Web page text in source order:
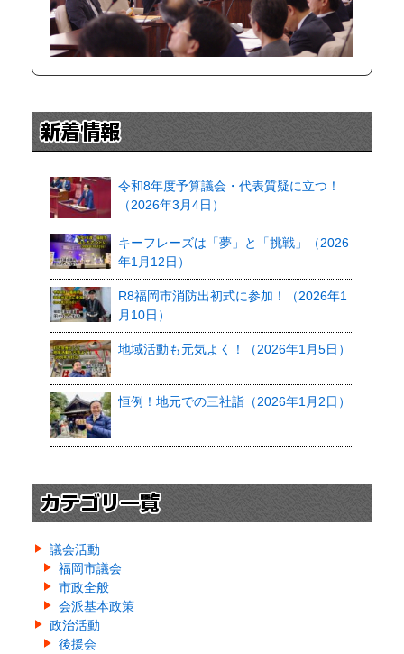
令和8年度予算議会・代表質疑に立つ！
（2026年3月4日）
キーフレーズは「夢」と「挑戦」（2026
年1月12日）
R8福岡市消防出初式に参加！（2026年1
月10日）
地域活動も元気よく！（2026年1月5日）
恒例！地元での三社詣（2026年1月2日）
議会活動
福岡市議会
市政全般
会派基本政策
政治活動
後援会